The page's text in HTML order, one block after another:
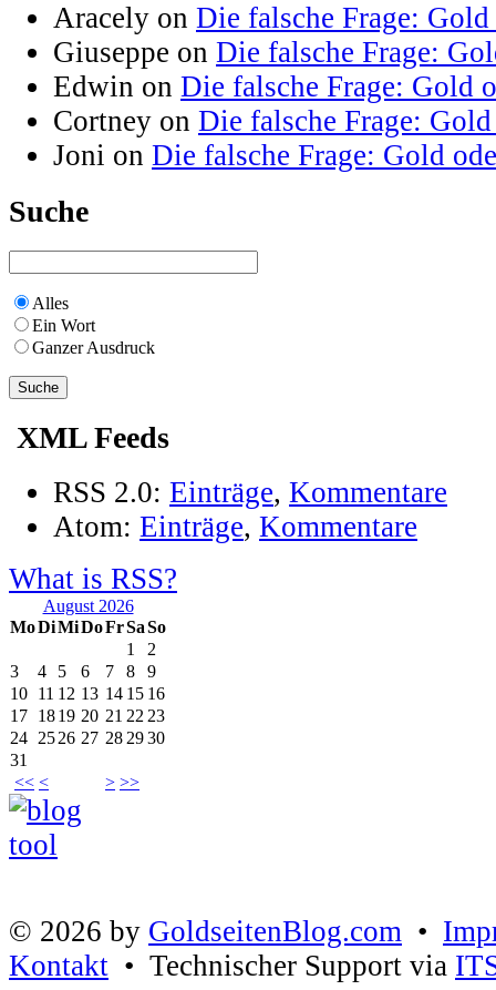
Aracely on Die falsche Frage:
Giuseppe on Die falsche Frage:
Edwin on Die falsche Frage: Gold
Cortney on Die falsche Frage:
Joni on Die falsche Frage: Gold
Suche
Alles
Ein Wort
Ganzer Ausdruck
XML Feeds
RSS 2.0: Einträge, Kommentare
Atom: Einträge, Kommentare
What is RSS?
August 2026
MoDiMiDoFrSaSo
<< < > >>
1
2
3
4 5 6 7 8
9
10 11 12 13 14 15 16
17 1819 20 21 22 23
24 2526 27 28 2930
31
© 2026 by GoldseitenBlog.com •
Kontakt • Technischer Support via